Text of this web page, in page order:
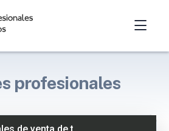
profesionales